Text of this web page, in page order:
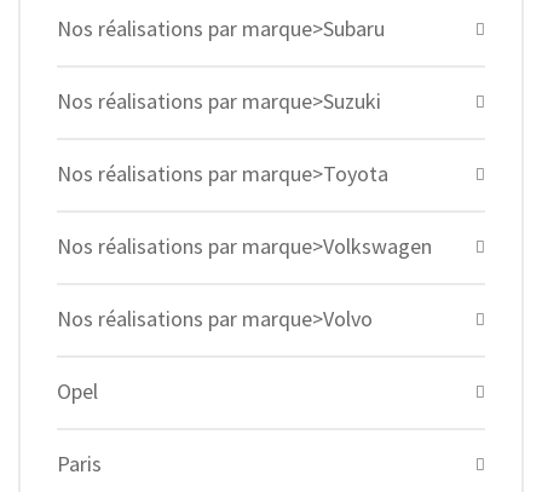
Nos réalisations par marque>Subaru
Nos réalisations par marque>Suzuki
Nos réalisations par marque>Toyota
Nos réalisations par marque>Volkswagen
Nos réalisations par marque>Volvo
Opel
Paris